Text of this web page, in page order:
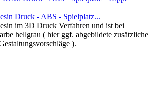
Druck - ABS - Spielplatz...
im 3D Druck Verfahren und ist bei
hellgrau ( hier ggf. abgebildete zusätzliche
).